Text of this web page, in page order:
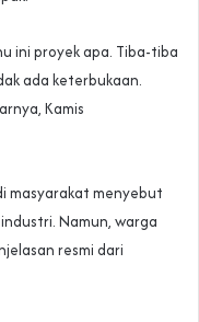
ini proyek apa. Tiba-tiba
ada keterbukaan.
Kamis
masyarakat menyebut
Namun, warga
resmi dari